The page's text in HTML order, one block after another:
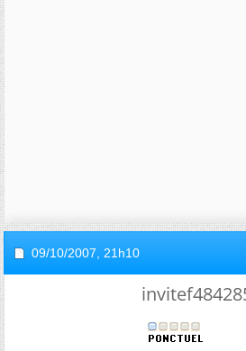
09/10/2007, 21h10